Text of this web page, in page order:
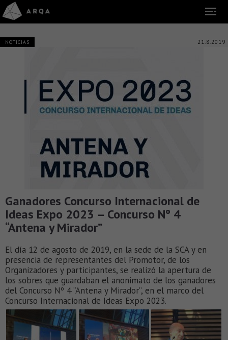
NOTICIAS 21.8.2019
Ganadores Concurso Internacional de
Ideas Expo 2023 – Concurso Nº 4
“Antena y Mirador”
El día 12 de agosto de 2019, en la sede de la SCA y en
presencia de representantes del Promotor, de los
Organizadores y participantes, se realizó la apertura de
los sobres que guardaban el anonimato de los ganadores
del Concurso Nº 4 “Antena y Mirador”, en el marco del
Concurso Internacional de Ideas Expo 2023.